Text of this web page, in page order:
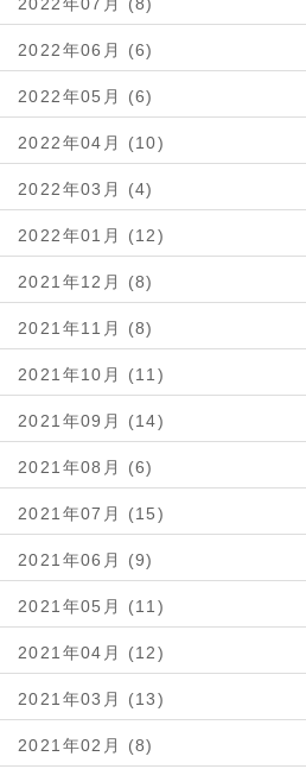
2022年06月 (6)
2022年05月 (6)
2022年04月 (10)
2022年03月 (4)
2022年01月 (12)
2021年12月 (8)
2021年11月 (8)
2021年10月 (11)
2021年09月 (14)
2021年08月 (6)
2021年07月 (15)
2021年06月 (9)
2021年05月 (11)
2021年04月 (12)
2021年03月 (13)
2021年02月 (8)